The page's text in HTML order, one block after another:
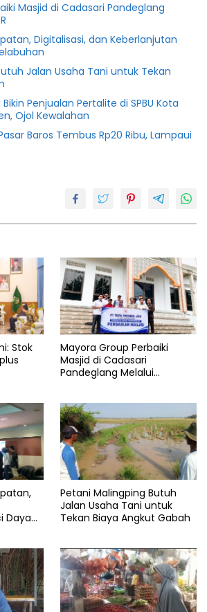
Masjid di Cadasari Pandeglang
Digitalisasi, dan Keberlanjutan
Jalan Usaha Tani untuk Tekan
Penjualan Pertalite di SPBU Kota
Ojol Kewalahan
Baros Tembus Rp20 Ribu, Lampaui
Stok
Mayora Group Perbaiki
Masjid di Cadasari
Pandeglang Melalui
Daya
Petani Malingping Butuh
Jalan Usaha Tani untuk
Tekan Biaya Angkut Gabah